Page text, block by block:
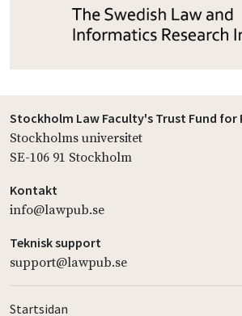
Stockholm Law Faculty's Trust Fund
Stockholms universitet
SE-106 91 Stockholm
Kontakt
info@lawpub.se
Teknisk support
support@lawpub.se
Startsidan